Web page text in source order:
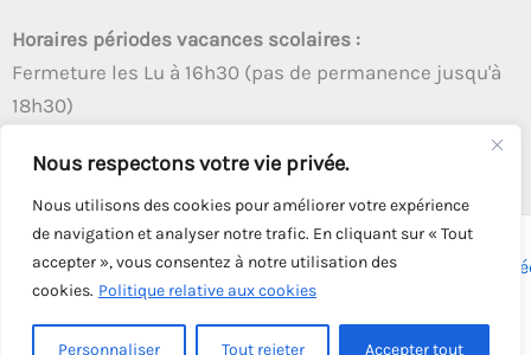
Nous respectons votre vie privée.
Nous utilisons des cookies pour améliorer votre expérience
de navigation et analyser notre trafic. En cliquant sur « Tout
accepter », vous consentez à notre utilisation des
cookies. Politique relative aux cookies
Personnaliser Tout rejeter Accepter tout
Horaires périodes vacances scolaires :
Fermeture les Lu à 16h30 (pas de permanence jusqu'à
18h30)
Copyright © 2026 - Tous droits réservés - | Webmaster
Solution